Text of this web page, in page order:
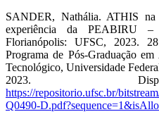
SANDER, Nathália. ATHIS
experiência da PEABIRU –
Florianópolis: UFSC, 2023.
Programa de Pós-Graduação
Tecnológico, Universidade
2023.
https://repositorio.ufsc.br/
Q0490-